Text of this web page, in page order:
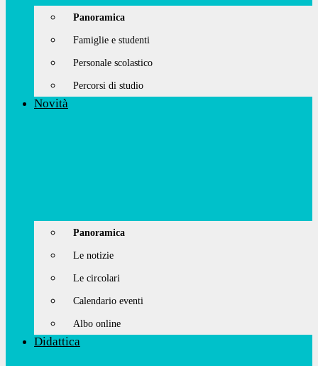
Panoramica
Famiglie e studenti
Personale scolastico
Percorsi di studio
Novità
Panoramica
Le notizie
Le circolari
Calendario eventi
Albo online
Didattica